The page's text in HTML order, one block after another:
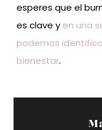
esperes que el
es clave y en una
podemos
bienestar.